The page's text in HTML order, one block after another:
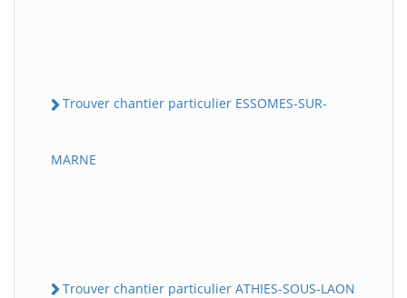
Trouver chantier particulier ESSOMES-SUR-
MARNE
Trouver chantier particulier ATHIES-SOUS-LAON